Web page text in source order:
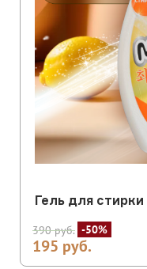
Гель для
-50%
390руб.
195 руб.